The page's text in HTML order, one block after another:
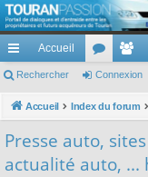
TouranPassion
Le forum des propriétaires ou
cc
ès
Accueil
or
u
e
m
Rechercher Connexion
Accueil Index du forum
Presse auto,
actualité auto, ...